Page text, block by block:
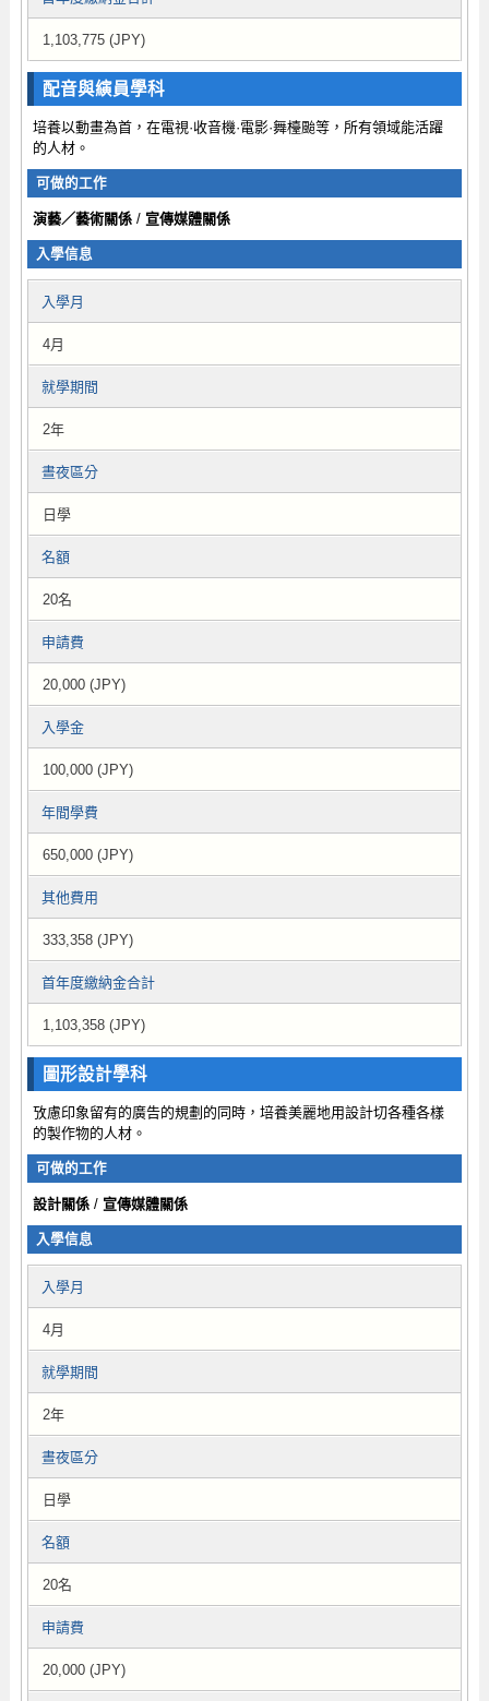
1,103,775 (JPY)
配音與縯員學科
培養以動畫為首，在電視·收音機·電影·舞檯颱等，所有領域能活躍
的人材。
可做的工作
演藝／藝術關係/ 宣傳媒體關係
入學信息
入學月
4月
就學期間
2年
晝夜區分
日學
名額
20名
申請費
20,000 (JPY)
入學金
100,000 (JPY)
年間學費
650,000 (JPY)
其他費用
333,358 (JPY)
首年度繳納金合計
1,103,358 (JPY)
圖形設計學科
攷慮印象留有的廣告的規劃的同時，培養美麗地用設計切各種各樣
的製作物的人材。
可做的工作
設計關係/ 宣傳媒體關係
入學信息
入學月
4月
就學期間
2年
晝夜區分
日學
名額
20名
申請費
20,000 (JPY)